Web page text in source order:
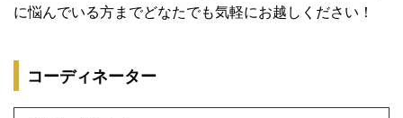
に悩んでいる方までどなたでも気軽にお越しください！
コーディネーター